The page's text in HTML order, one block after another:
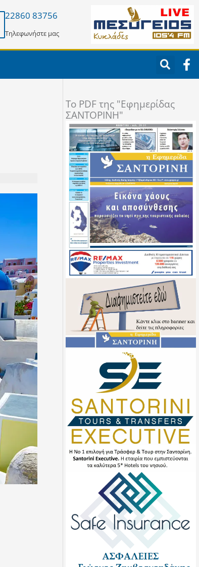
22860 83756
Τηλεφωνήστε μας
F
a
c
o
k
-
f
To PDF της "Εφημερίδας
ΣΑΝΤΟΡΙΝΗ"